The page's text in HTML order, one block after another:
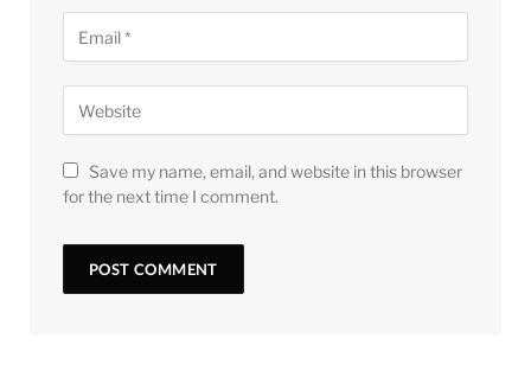
Save my name, email, and website in this browser
for the next time I comment.